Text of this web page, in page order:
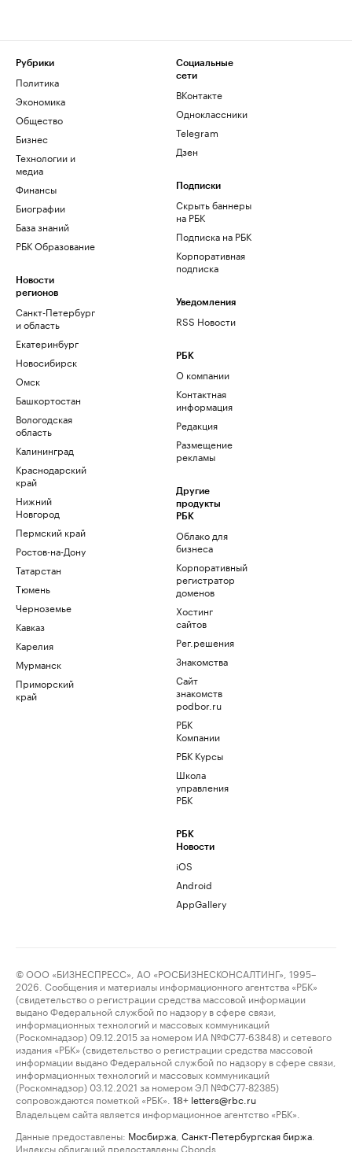
Рубрики
Политика
Экономика
Общество
Бизнес
Технологии и
медиа
Финансы
Биографии
База знаний
РБК Образование
Новости
регионов
Санкт-Петербург
и область
Екатеринбург
Новосибирск
Омск
Башкортостан
Вологодская
область
Калининград
Краснодарский
край
Нижний
Новгород
Пермский край
Ростов-на-Дону
Татарстан
Тюмень
Черноземье
Кавказ
Карелия
Мурманск
Приморский
край
Социальные
сети
ВКонтакте
Одноклассники
Telegram
Дзен
Подписки
Скрыть баннеры
на РБК
Подписка на РБК
Корпоративная
подписка
Уведомления
RSS Новости
РБК
О компании
Контактная
информация
Редакция
Размещение
рекламы
Другие
продукты
РБК
Облако для
бизнеса
Корпоративный
регистратор
доменов
Хостинг
сайтов
Рег.решения
Знакомства
Сайт
знакомств
podbor.ru
РБК
Компании
РБК Курсы
Школа
управления
РБК
РБК
Новости
iOS
Android
AppGallery
© ООО «БИЗНЕСПРЕСС», АО «РОСБИЗНЕСКОНСАЛТИНГ», 1995–
2026. Сообщения и материалы информационного агентства «РБК»
(свидетельство о регистрации средства массовой информации
выдано Федеральной службой по надзору в сфере связи,
информационных технологий и массовых коммуникаций
(Роскомнадзор) 09.12.2015 за номером ИА №ФС77-63848) и сетевого
издания «РБК» (свидетельство о регистрации средства массовой
информации выдано Федеральной службой по надзору в сфере связи,
информационных технологий и массовых коммуникаций
(Роскомнадзор) 03.12.2021 за номером ЭЛ №ФС77-82385)
сопровождаются пометкой «РБК».
18+ letters@rbc.ru
Владельцем сайта является информационное агентство «РБК».
Данные предоставлены: Мосбиржа Санкт-Петербургская биржа
Индексы облигаций предоставлены Cbonds.